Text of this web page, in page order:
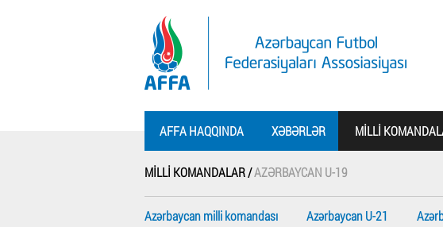
AFFA HAQQINDA XƏBƏRLƏR MILLI
MILLI KOMANDALAR /AZƏRBAYCAN U-19
Azərbaycan milli komandası Azərbaycan U-21